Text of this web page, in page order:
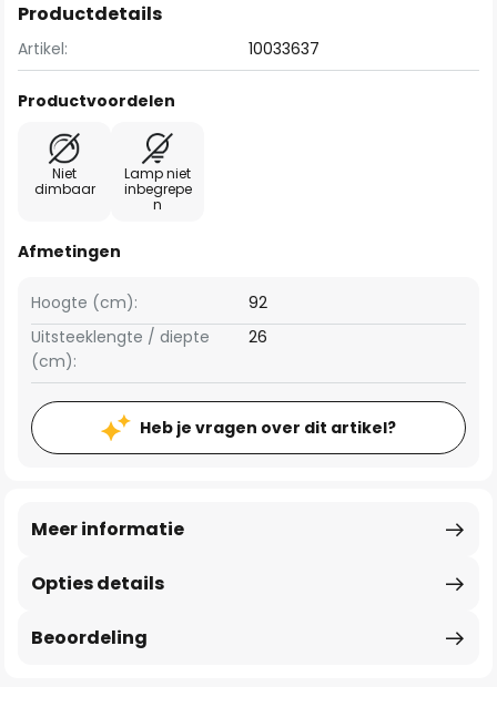
Productdetails
Artikel: 10033637
Productvoordelen
Niet
dimbaar
Lamp niet
inbegrepe
n
Afmetingen
Hoogte (cm):
92
Uitsteeklengte / diepte
(cm):
26
Heb je vragen over dit artikel?
Opties details
Meer informatie
Beoordeling